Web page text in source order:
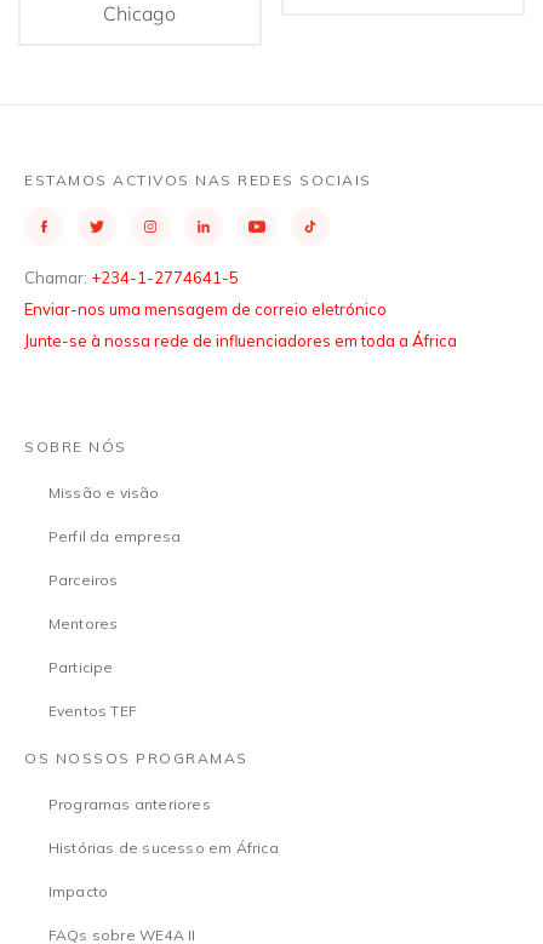
Chicago
ESTAMOS ACTIVOS NAS REDES SOCIAIS
Chamar: +234-1-2774641-5
Enviar-nos uma mensagem de correio eletrónico
Junte-se à nossa rede de influenciadores em toda a África
SOBRE NÓS
Missão e visão
Perfil da empresa
Parceiros
Mentores
Participe
Eventos TEF
OS NOSSOS PROGRAMAS
Programas anteriores
Histórias de sucesso em África
Impacto
FAQs sobre WE4A II